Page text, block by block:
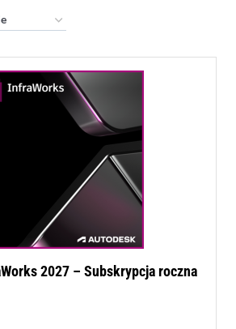
2027 – Subskrypcja roczna